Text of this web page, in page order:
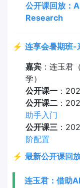
公开课回放：
Research
⚡ 连享会暑期班-
嘉宾：连玉君
学）
公开课一：
公开课二：
助手入门
公开课三：
阶配置
⚡ 最新公开课回
连玉君：借助